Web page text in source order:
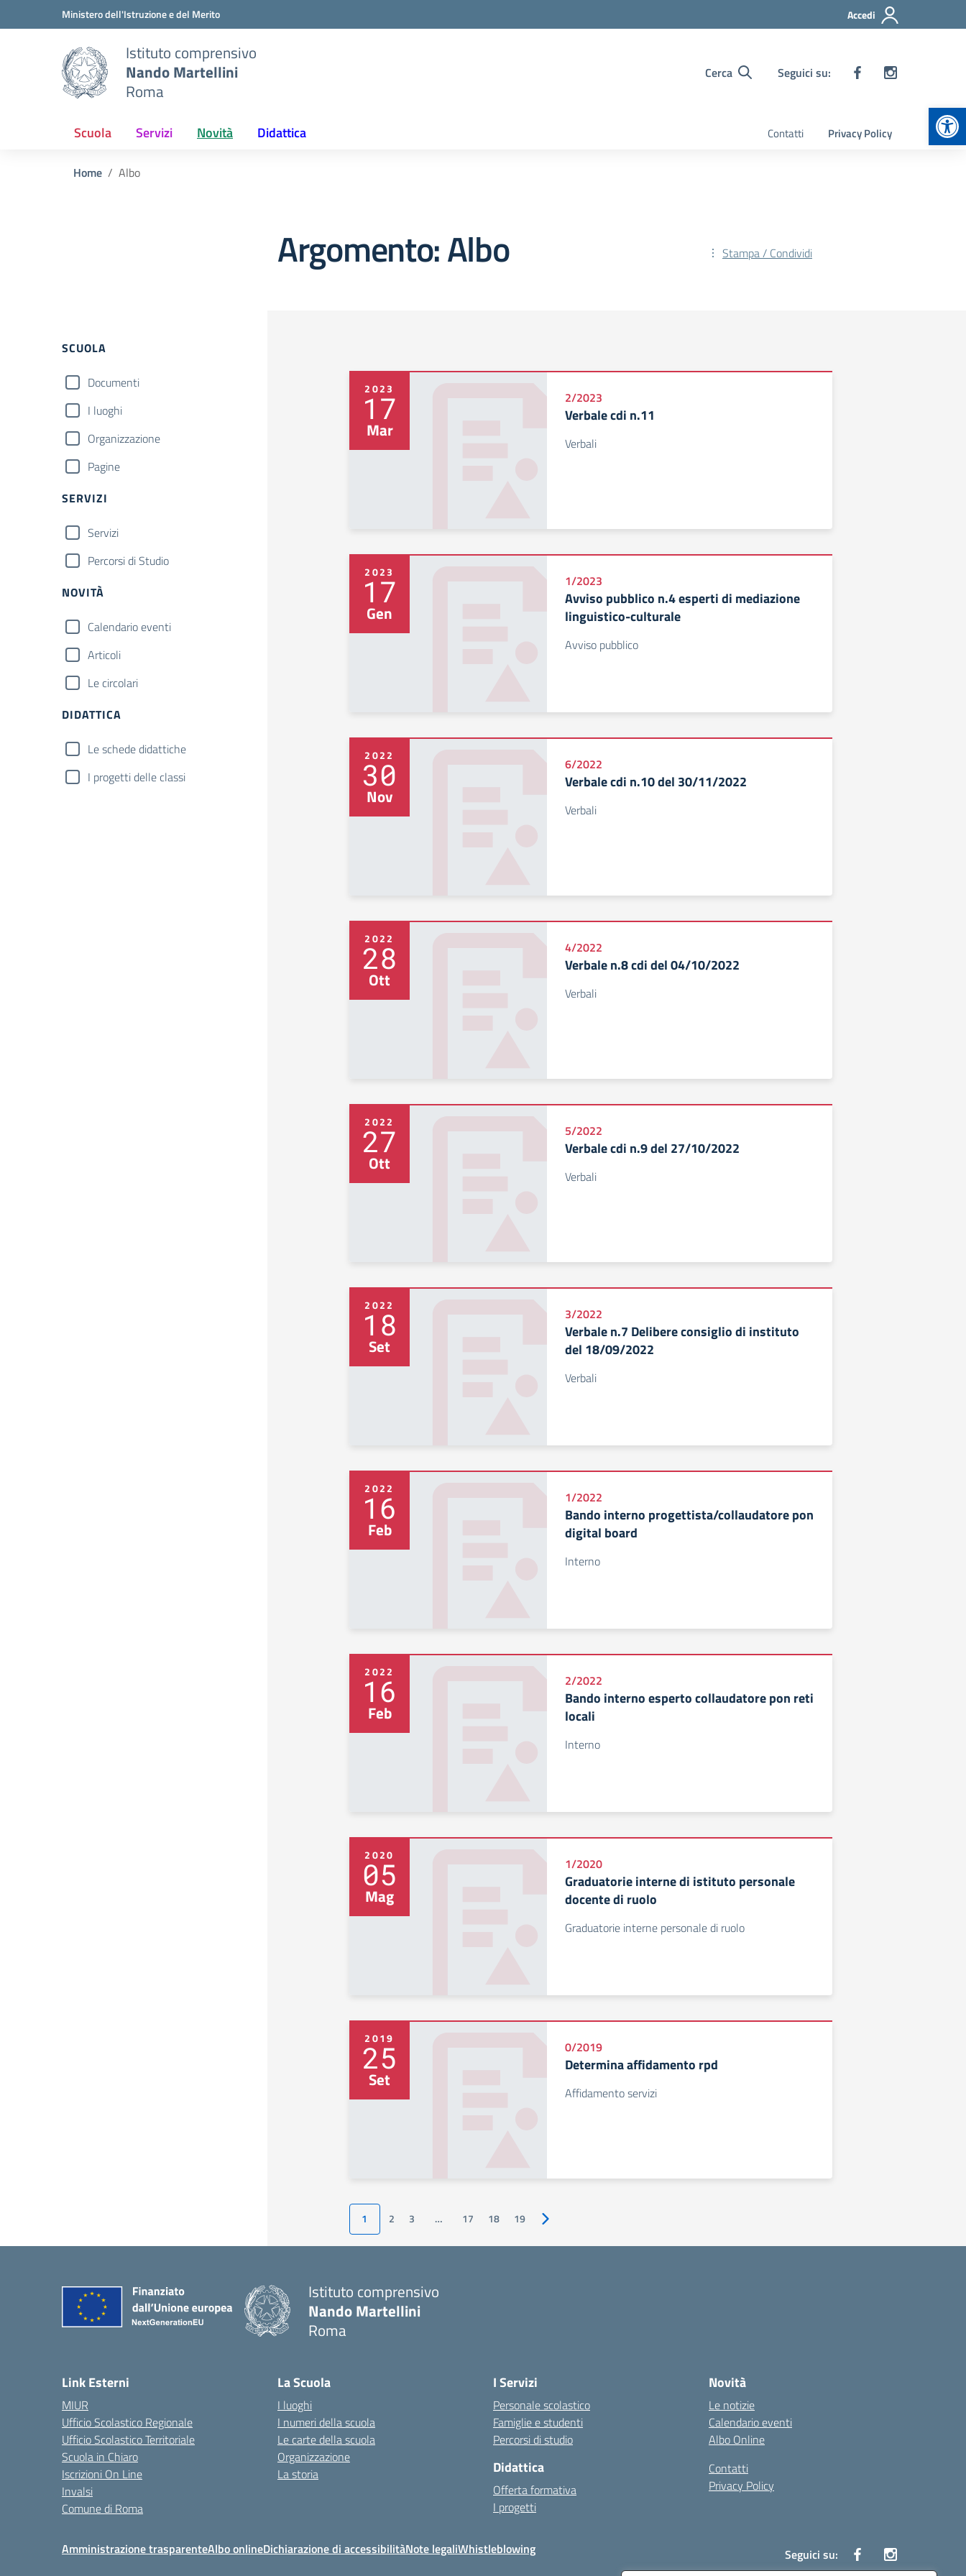
Vai ai contenuti
Vai al menu di navigazioneMinistero dell'Istruzione e del Merito Accedi
Istituto comprensivo
Nando Martellini
Roma
Cerca Seguici su:
Scuola Servizi Novità Didattica Contatti Privacy Policy
Home Albo
Argomento: Albo Stampa / Condividi
Filtri
SCUOLA
Documenti
I luoghi
Organizzazione
Pagine
SERVIZI
Servizi
Percorsi di Studio
NOVITÀ
Calendario eventi
Articoli
Le circolari
DIDATTICA
Le schede didattiche
I progetti delle classi
2023
17
Mar
2/2023
Verbale cdi n.11
Verbali
2023
17
Gen
1/2023
Avviso pubblico n.4 esperti di mediazione
linguistico-culturale
Avviso pubblico
2022
30
Nov
6/2022
Verbale cdi n.10 del 30/11/2022
Verbali
2022
28
Ott
4/2022
Verbale n.8 cdi del 04/10/2022
Verbali
2022
27
Ott
5/2022
Verbale cdi n.9 del 27/10/2022
Verbali
2022
18
Set
3/2022
Verbale n.7 Delibere consiglio di instituto
del 18/09/2022
Verbali
2022
16
Feb
1/2022
Bando interno progettista/collaudatore pon
digital board
Interno
2022
16
Feb
2/2022
Bando interno esperto collaudatore pon reti
locali
Interno
2020
05
Mag
1/2020
Graduatorie interne di istituto personale
docente di ruolo
Graduatorie interne personale di ruolo
2019
25
Set
0/2019
Determina affidamento rpd
Affidamento servizi
1 2 3 … 17 18 19 Pagina successiva
Istituto comprensivo
Nando Martellini
Roma
Link Esterni
MIUR
Ufficio Scolastico Regionale
Ufficio Scolastico Territoriale
Scuola in Chiaro
Iscrizioni On Line
Invalsi
Comune di Roma
La Scuola
I luoghi
I numeri della scuola
Le carte della scuola
Organizzazione
La storia
I Servizi
Personale scolastico
Famiglie e studenti
Percorsi di studio
Didattica
Offerta formativa
I progetti
Novità
Le notizie
Calendario eventi
Albo Online
Contatti
Privacy Policy
Amministrazione trasparenteAlbo onlineDichiarazione di accessibilitàNote legaliWhistleblowing Seguici su: